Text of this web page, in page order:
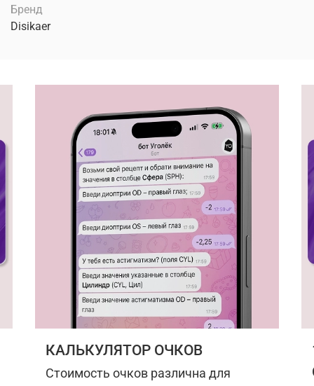
Бренд
Disikaer
КАЛЬКУЛЯТОР ОЧКОВ
Стоимость очков различна для